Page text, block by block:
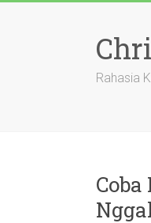
Rahasia